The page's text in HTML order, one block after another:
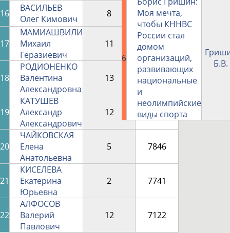
16
ВАСИЛЬЕВ
Олег Кимович
8 11790
17
МАМИАШВИЛИ
Михаил
Геразиевич
11 8451
18
РОДИОНЕНКО
Валентина
Александровна
13 8357
19
КАТУШЕВ
Александр
Александрович
12 7882
20
ЧАЙКОВСКАЯ
Елена
Анатольевна
5 7846
21
КИСЕЛЕВА
Екатерина
Юрьевна
2 7741
22
АЛФОСОВ
Валерий
Павлович
12 7122
6
Моя мечта,
чтобы КННВС
России стал
домом
организаций,
развивающих
национальные
и
неолимпийские
виды спорта
Б.В.